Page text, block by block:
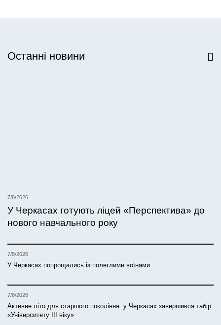
Останні новини
7/8/2026
У Черкасах готують ліцей «Перспектива» до
нового навчального року
7/8/2026
У Черкасах попрощались із полеглими воїнами
7/8/2026
Активне літо для старшого покоління: у Черкасах завершився табір
«Університету ІІІ віку»